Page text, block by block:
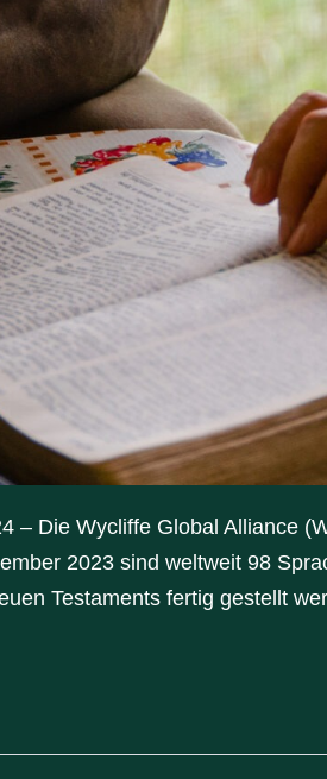
– Die Wycliffe Global Alliance
2023 sind weltweit 98
Testaments fertig gestellt